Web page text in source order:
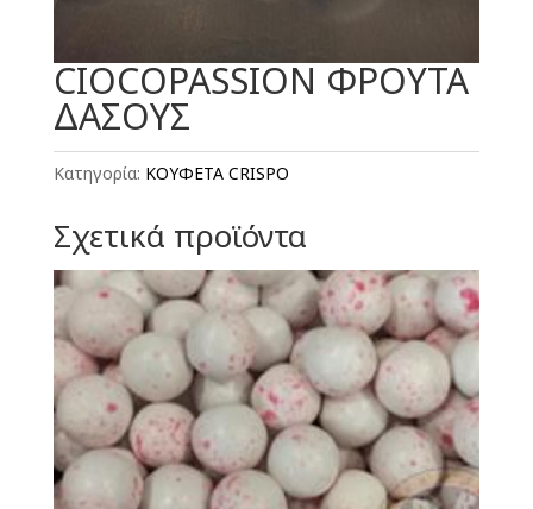
CIOCΟPASSION ΦΡΟΥΤΑ
ΔΑΣΟΥΣ
Κατηγορία: ΚΟΥΦΕΤΑ CRISPO
Σχετικά προϊόντα